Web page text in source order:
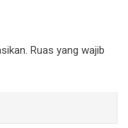
Ruas yang wajib